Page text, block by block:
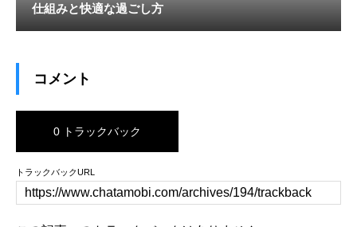
仕組みと快適な過ごし方
コメント
0 トラックバック
トラックバックURL